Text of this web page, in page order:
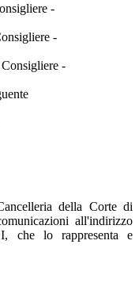
-
-
-
della Corte di
all'indirizzo
che lo rappresenta e